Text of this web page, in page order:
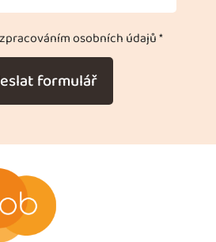
osobních údajů *
formulář